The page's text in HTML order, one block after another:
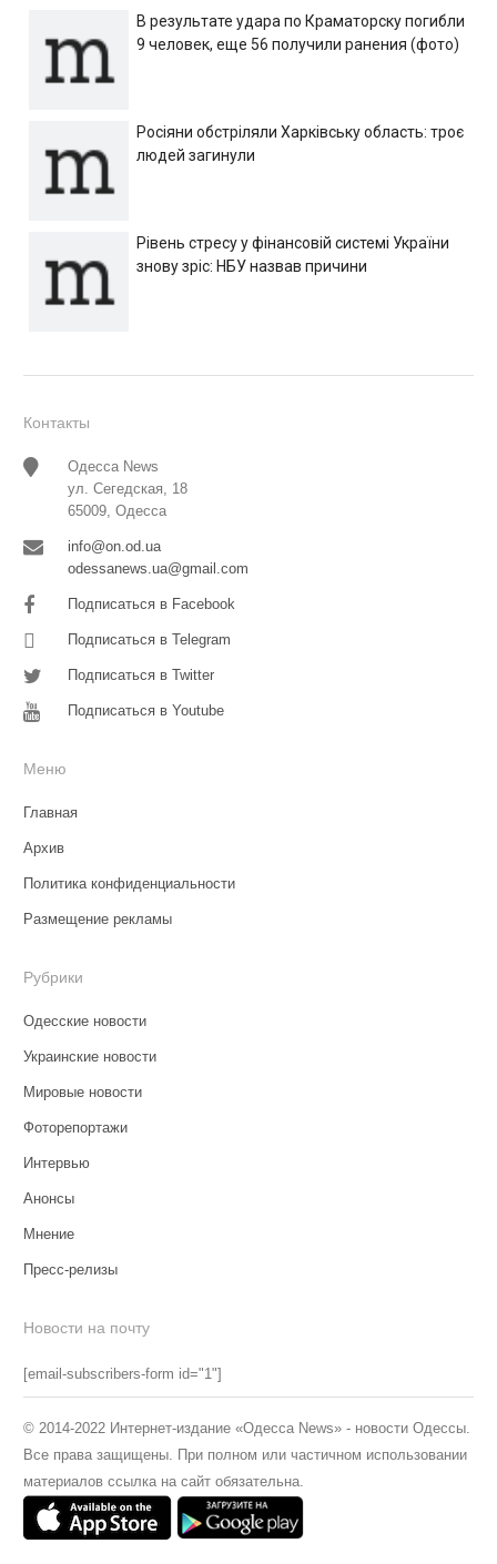
В результате удара по Краматорску погибли
9 человек, еще 56 получили ранения (фото)
Росіяни обстріляли Харківську область: троє
людей загинули
Рівень стресу у фінансовій системі України
знову зріс: НБУ назвав причини
Контакты
Одесса News
ул. Сегедская, 18
65009, Одесса
info@on.od.ua
odessanews.ua@gmail.com
Подписаться в Facebook
Подписаться в Telegram
Подписаться в Twitter
Подписаться в Youtube
Меню
Главная
Архив
Политика конфиденциальности
Размещение рекламы
Рубрики
Одесские новости
Украинские новости
Мировые новости
Фоторепортажи
Интервью
Анонсы
Мнение
Пресс-релизы
Новости на почту
[email-subscribers-form id="1"]
© 2014-2022 Интернет-издание «Одесса News» - новости Одессы.
Все права защищены. При полном или частичном использовании
материалов ссылка на сайт обязательна.